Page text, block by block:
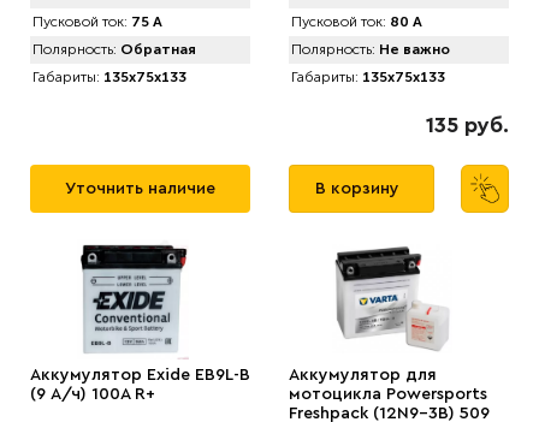
Пусковой ток: 75 А
Полярность: Обратная
Габариты: 135x75x133
Уточнить наличие
Пусковой ток: 80 А
Полярность: Не важно
Габариты: 135x75x133
135 руб.
В корзину
Аккумулятор Exide EB9L-B
(9 А/ч) 100A R+
Аккумулятор для
мотоцикла Powersports
Freshpack (12N9-3B) 509